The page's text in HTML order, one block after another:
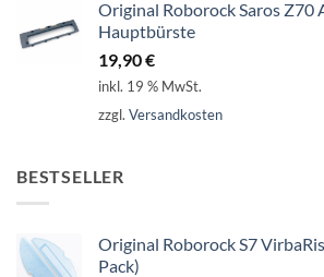
Original Roborock Saros Z70
Hauptbürste
19,90€
inkl. 19 % MwSt.
zzgl. Versandkosten
BESTSELLER
Original Roborock S7
Pack)